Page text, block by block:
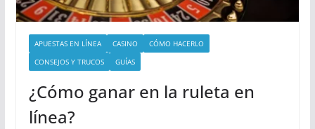
APUESTAS EN LÍNEA CASINO
CÓMO HACERLO
CONSEJOS Y TRUCOS
GUÍAS
¿Cómo ganar en la ruleta en
línea?